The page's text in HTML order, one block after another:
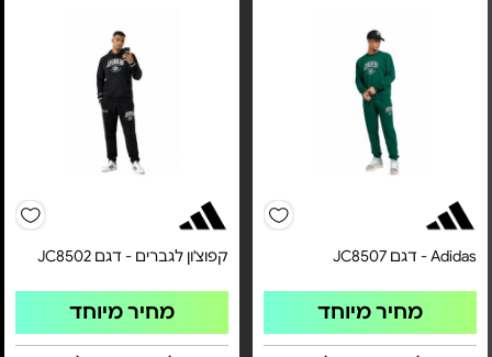
Adidas - דגם JC8507
מחיר מיוחד
קפוצ'ון לגברים - דגם JC8502
מחיר מיוחד